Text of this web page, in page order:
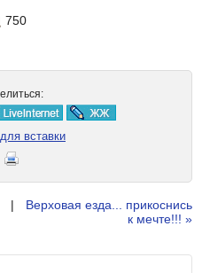
750
вставки
|
Верховая езда... прикоснись
к мечте!!! »